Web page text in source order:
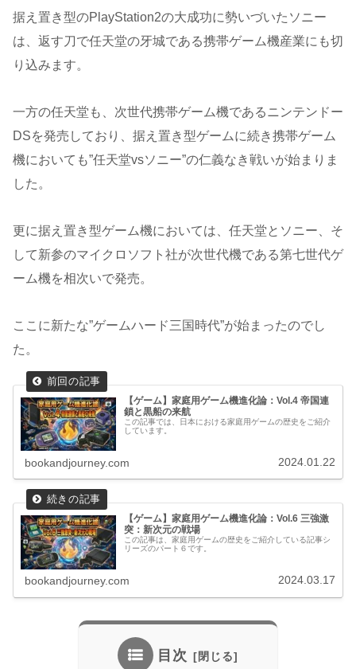
据え置き型のPlayStation2の大成功に勢いづいたソニー
は、返す刀で任天堂の牙城である携帯ゲーム機産業にも切
り込みます。
一方の任天堂も、次世代携帯ゲーム機であるニンテンドー
DSを発売しており、据え置き型ゲームに続き携帯ゲーム
機においても”任天堂vsソニー”の仁義なき戦いが始まりま
した。
更に据え置き型ゲーム機においては、任天堂とソニー、そ
して新参のマイクロソフト社が次世代機である第七世代ゲ
ーム機を相次いで発売。
ここに新たな”ゲームハード三国時代”が始まったのでし
た。
【ゲーム】家庭用ゲーム機進化論：Vol.4 帝国連
鎖と黒船の来航
この記事では、日本における家庭用ゲームの歴史をご紹介
しています。
bookandjourney.com 2024.01.22
【ゲーム】家庭用ゲーム機進化論：Vol.6 三強激
突：新次元の戦場
この記事は、家庭用ゲームの歴史をご紹介している記事シ
リーズのパート６です。
bookandjourney.com 2024.03.17
目次